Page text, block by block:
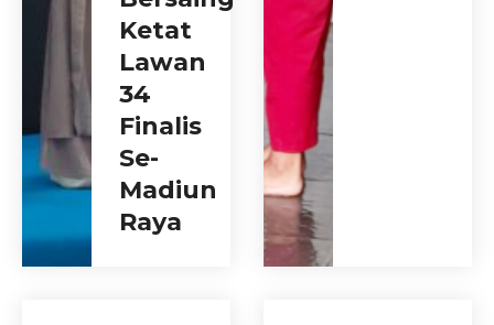
Ketat
Lawan
34
Finalis
Se-
Madiun
Raya